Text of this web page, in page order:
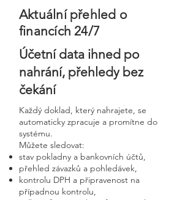
Aktuální přehled o
financích 24/7
Účetní data ihned po
nahrání, přehledy bez
čekání
Každý doklad, který nahrajete, se
automaticky zpracuje a promítne do
systému.
Můžete sledovat:
stav pokladny a bankovních účtů,
přehled závazků a pohledávek,
kontrolu DPH a připravenost na
případnou kontrolu,